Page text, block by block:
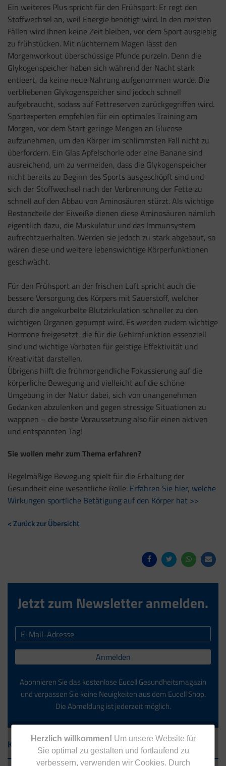
Herzlich willkommen! Um unsere Website für
Sie optimal zu gestalten und fortlaufend zu
verbessern, verwenden wir Cookies. Durch
Ein weiteres Plus spricht für den Frühsport: Er regt den
Stoffwechsel an, weil Energie benötigt wird. In den meisten
Fällen wird Ihnen keine Zeit bleiben, vor dem Sport ausgiebig
zu frühstücken. Mit nüchternem Magen lässt den
Morgenworkout überschüssige Pfunde purzeln. Denn die
Glykogenspeicher haben sich während der Nacht stark
entleert, da keine neue Nahrung aufgenommen wurde. Die
verbliebenen Glykogenspeicher sind jedoch schnell
aufgebraucht, sodass auf Fettreserven zurückgegriffen wird.
Sportexperten empfehlen für ein optimales Training am
Morgen, vor dem Start geringe Mengen an Glucose
aufzunehmen, um den Körper im schlimmsten Fall nicht zu
überfordern. Ein Glas Apfelschorle oder eine Banane sind
ausreichend, um zu vermeiden, dass die Glykogenspeicher
nicht bereits zu Beginn des Sports ausgeschöpft sind und
sich der Stoffwechsel nach der Verbrennung der Fette zu
schnell auf den Abbau von Aminosäuren stürzt. Als wichtige
Bestandteile der Eiweiße dienen diese Aminosäuren nämlich
eigentlich dazu, die Muskulatur und das Immunsystem
aufrechtzuerhalten. Werden sie jedoch zu stark abgebaut, so
wären diese und weitere lebenswichtige Körperfunktionen
geschwächt.
Für den Frühsport an der frischen Luft spricht auch die
bessere Versorgung des Körpers mit Sauerstoff, welcher
durch die angekurbelte Blutzirkulation schneller zu den
wichtigen Organen gepumpt wird. Es werden zudem wichtige
Hormone freigesetzt, die für die Gehirnfunktion essenziell
sind und wichtige Vorboten für geistige Effektivität und
Kreativität darstellen.
Übrigens hilft die frühmorgendliche Fokussierung auf die
körperliche Bewegung und vielleicht auf die schöne
Umgebung in der Natur dabei, sich von unangenehmen
Gedanken abzulenken und gegen stressige Situationen zu
wappnen – die beste Voraussetzung also für einen aktiven
und entspannten Tag!
Sie wollen mehr zum Thema erfahren?
Regelmäßige Bewegung spielt für die Erhaltung der
Gesundheit eine wesentliche Rolle. Erfahren Sie hier, welche
Wirkungen sportliche Betätigung auf den Körper hat >>
< Zurück zur Übersicht
Jetzt zum Newsletter anmelden.
Anmelden
Abonnieren Sie das kostenlose Eucell Gesundheitsmagazin
und verpassen Sie keine Neuigkeiten aus dem Eucell Shop.
Die Abmeldung ist jederzeit möglich.
Kontakt